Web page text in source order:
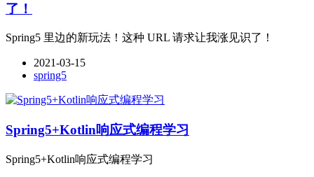
了！
Spring5 里边的新玩法！这种 URL 请求让我涨见识了！
2021-03-15
spring5
Spring5+Kotlin响应式编程学习
Spring5+Kotlin响应式编程学习